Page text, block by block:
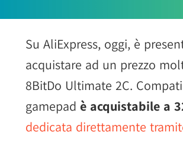
Su AliExpress, oggi, è
acquistare ad un prezzo
8BitDo Ultimate 2C.
gamepad è acquistabile a
dedicata direttamente